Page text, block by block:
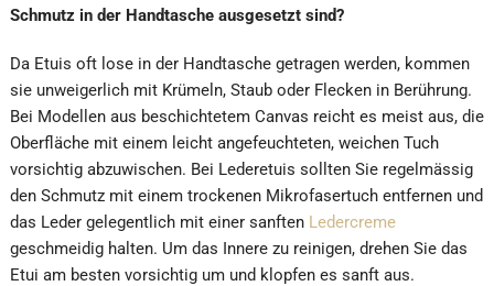
Schmutz in der Handtasche ausgesetzt sind?
Da Etuis oft lose in der Handtasche getragen werden, kommen
sie unweigerlich mit Krümeln, Staub oder Flecken in Berührung.
Bei Modellen aus beschichtetem Canvas reicht es meist aus, die
Oberfläche mit einem leicht angefeuchteten, weichen Tuch
vorsichtig abzuwischen. Bei Lederetuis sollten Sie regelmässig
den Schmutz mit einem trockenen Mikrofasertuch entfernen und
das Leder gelegentlich mit einer sanften Ledercreme
geschmeidig halten. Um das Innere zu reinigen, drehen Sie das
Etui am besten vorsichtig um und klopfen es sanft aus.